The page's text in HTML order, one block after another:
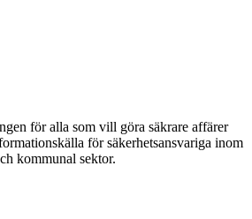
för alla som vill göra säkrare affärer
för säkerhets­ansvariga inom
kommunal sektor.